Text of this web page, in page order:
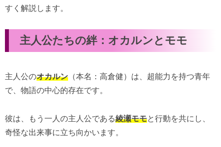
すく解説します。
主人公たちの絆：オカルンとモモ
主人公のオカルン （本名：高倉健）は、超能力を持つ青年
で、物語の中心的存在です。
彼は、もう一人の主人公である綾瀬モモと行動を共にし、
奇怪な出来事に立ち向かいます。